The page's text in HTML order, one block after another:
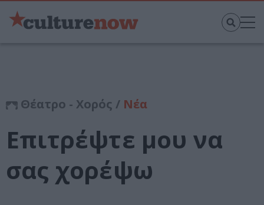
Θέατρο - Χορός / Νέα
Επιτρέψτε μου να
σας χορέψω